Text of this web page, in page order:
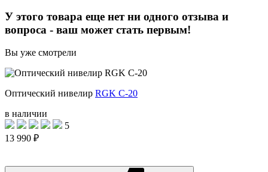
У этого товара еще нет ни одного отзыва и
вопроса - ваш может стать первым!
Вы уже смотрели
Оптический нивелир RGK C-20
в наличии
5
13 990 ₽